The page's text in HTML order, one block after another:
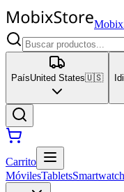
PaísUnited States🇺🇸
Carrito
MóvilesTablets